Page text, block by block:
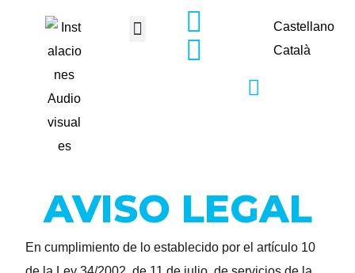
Castellano
Català
AVISO LEGAL
En cumplimiento de lo establecido por el artículo 10